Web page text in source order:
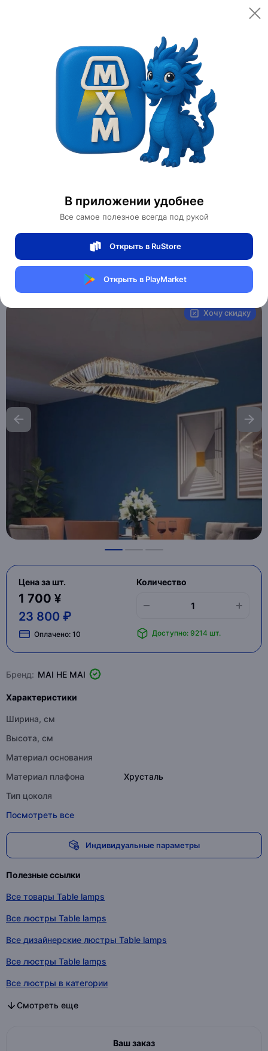
В приложении удобнее
Все самое полезное всегда под рукой
Открыть в RuStore
Открыть в PlayMarket
Открыть
Категории Светильники
Люстры
NOAH 58*52 металл, LED
Магазин Table lamps
MXM7208777339
Хочу скидку
Цена за шт.
1 700 ¥
23 800 ₽
Оплачено: 10
Количество
Доступно: 9214 шт.
Бренд: MAI HE MAI
Характеристики
Ширина, см
Высота, см
Материал основания
Материал плафона
Хрусталь
Тип цоколя
Посмотреть все
Индивидуальные параметры
Полезные ссылки
Все товары Table lamps
Все люстры Table lamps
Все дизайнерские люстры Table lamps
Все люстры Table lamps
Все люстры в категории
Все дизайнерские люстры в категории
Все люстры в категории
Смотреть еще
Ваш заказ